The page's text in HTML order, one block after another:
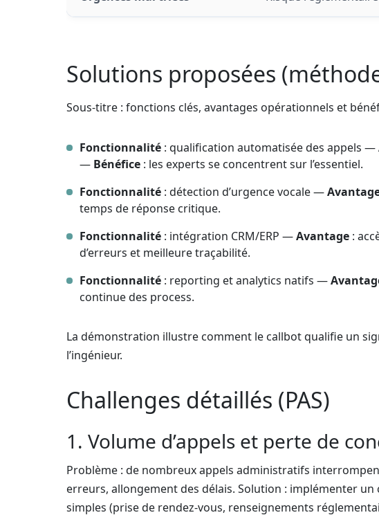
Solutions proposées
Sous-titre : fonctions clés, avantages opérationnels et
Fonctionnalité: qualification automatisée des appels —
— Bénéfice: les experts se concentrent sur l’essentiel.
Fonctionnalité: détection d’urgence vocale —
temps de réponse critique.
Fonctionnalité: intégration CRM/ERP —Avantage:
d’erreurs et meilleure traçabilité.
Fonctionnalité: reporting et analytics natifs —
continue des process.
La démonstration illustre comment le callbot qualifie un
l’ingénieur.
Challenges détaillés (PAS)
1. Volume d’appels et perte de
Problème : de nombreux appels administratifs
erreurs, allongement des délais. Solution : implémenter
simples (prise de rendez-vous, renseignements